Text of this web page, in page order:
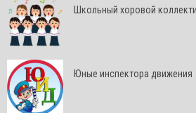
Школьный хоровой
Юные инспектора движения